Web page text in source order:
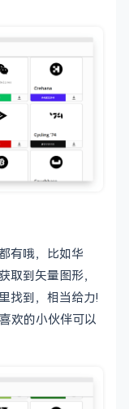
有哦，比如华
取到矢量图形，
找到，相当给力!
欢的小伙伴可以